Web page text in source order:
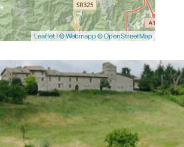
Leaflet| © Webmapp © OpenStreetMap